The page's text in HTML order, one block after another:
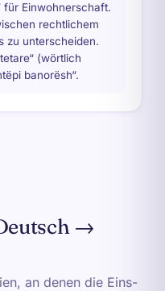
für Einwohnerschaft.
rechtlichem
zu unterscheiden.
(wörtlich
banorësh“.
→
an denen die Eins-